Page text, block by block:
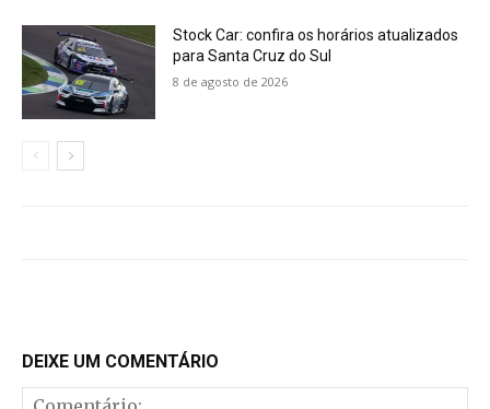
Stock Car: confira os horários atualizados
para Santa Cruz do Sul
8 de agosto de 2026
DEIXE UM COMENTÁRIO